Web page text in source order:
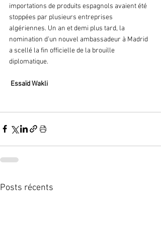
importations de produits espagnols avaient été
stoppées par plusieurs entreprises
algériennes. Un an et demi plus tard, la
nomination d’un nouvel ambassadeur à Madrid
a scellé la fin officielle de la brouille
diplomatique.
Essaïd Wakli
Posts récents